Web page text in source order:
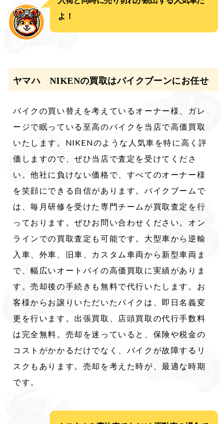
よ！
ヤマハ NIKENの買取はバイクブーンにお任せ
バイクの買い替えを考えているオーナー様、ガレ
ージで眠っている至高のバイクを当店で高価買取
いたします。NIKENのような人気車を特に高く評
価しますので、ぜひ当店で査定を受けてくださ
い。他社に負けない価格で、すべてのオーナー様
を笑顔にできる自信があります。バイクブームで
は、毎月研修を受けた専門チームが買取査定を行
っております。ぜひお問い合わせください。オン
ラインでの買取査定も可能です。大型車から逆輸
入車、外車、旧車、カスタム車両から新型車両ま
で、幅広いオートバイの高価買取に実績がありま
す。売却後の手続きも無料で代行いたします。お
客様からお譲りいただいたバイクは、即日名義変
更を行います。出張買取、店頭買取の代行手数料
は完全無料。売却を迷っていると、保険や税金の
コストがかかるだけでなく、バイクが故障するリ
スクもあります。売却を考えた時が、最適な時期
です。